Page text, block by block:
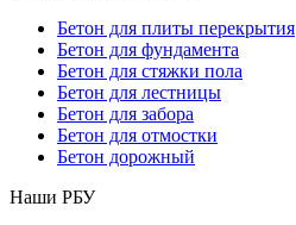
Бетон для плиты перекрытия
Бетон для фундамента
Бетон для стяжки пола
Бетон для лестницы
Бетон для забора
Бетон для отмостки
Бетон дорожный
Наши РБУ